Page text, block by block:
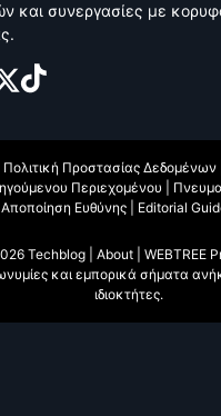
και συνεργασίες με
Πολιτική Προστασίας Δεδομένων
Περιεχομένου
Αποποίηση Ευθύνης
Editorial
Techblog | About
WEBTREE
και εμπορικά σήματα
ιδιοκτήτες.